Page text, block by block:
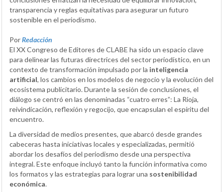
transparencia y reglas equitativas para asegurar un futuro
sostenible en el periodismo.
PorRedacción
El XX Congreso de Editores de CLABE ha sido un espacio clave
para delinear las futuras directrices del sector periodístico, en un
contexto de transformación impulsado por la inteligencia
artificial, los cambios en los modelos de negocio y la evolución del
ecosistema publicitario. Durante la sesión de conclusiones, el
diálogo se centró en las denominadas “cuatro erres”: La Rioja,
reivindicación, reflexión y regocijo, que encapsulan el espíritu del
encuentro.
La diversidad de medios presentes, que abarcó desde grandes
cabeceras hasta iniciativas locales y especializadas, permitió
abordar los desafíos del periodismo desde una perspectiva
integral. Este enfoque incluyó tanto la función informativa como
los formatos y las estrategias para lograr una sostenibilidad
económica.